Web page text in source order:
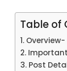
Table of
Overview-
Post